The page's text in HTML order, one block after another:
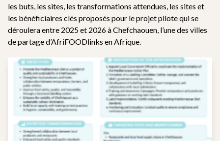
les buts, les sites, les transformations attendues, les sites et
les bénéficiaires clés proposés pour le projet pilote qui se
déroulera entre 2025 et 2026 à Chefchaouen, l’une des villes
de partage d’AfriFOODlinks en Afrique.